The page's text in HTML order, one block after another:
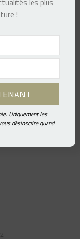
!
Uniquement les
désinscrire quand